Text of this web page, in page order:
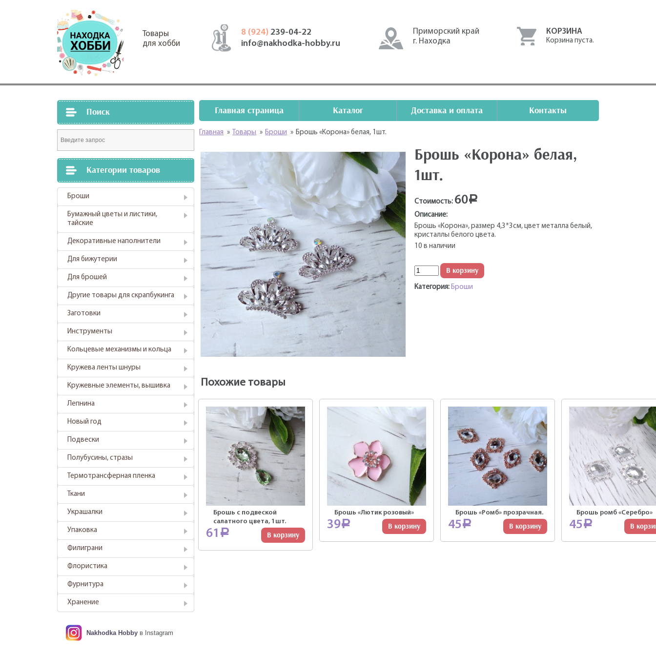
Товары
для хобби
8 (924) 239-04-22
info@nakhodka-hobby.ru
Приморский край
г. Находка
КОРЗИНА
Корзина пуста.
Поиск
Категории товаров
Броши
Бумажный цветы и листики,
тайские
Декоративные наполнители
Для бижутерии
Для брошей
Другие товары для скрапбукинга
Заготовки
Инструменты
Кольцевые механизмы и кольца
Кружева ленты шнуры
Кружевные элементы, вышивка
Лепнина
Новый год
Подвески
Полубусины, стразы
Термотрансферная пленка
Ткани
Украшалки
Упаковка
Филиграни
Флористика
Фурнитура
Хранение
Nakhodka Hobby в Instagram
Главная страница Каталог Доставка и оплата Контакты
Главная » Товары » Броши » Брошь «Корона» белая, 1шт.
Брошь «Корона» белая,
1шт.
Стоимость: 60Р
Описание:
Брошь «Корона», размер 4,3*3см, цвет металла белый,
кристаллы белого цвета.
10 в наличии
КоличествоВ корзину
Категория:Броши
Похожие товары
Брошь с подвеской
салатного цвета, 1шт.
61 Р В корзину
Брошь «Лютик розовый»
39Р В корзину
Брошь «Ромб» прозрачная.
45Р В корзину
Брошь ромб «Серебро»
45Р В